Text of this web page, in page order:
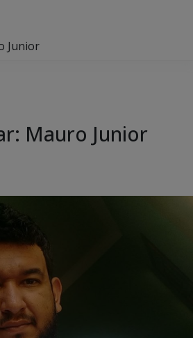
Junior
Mauro Junior